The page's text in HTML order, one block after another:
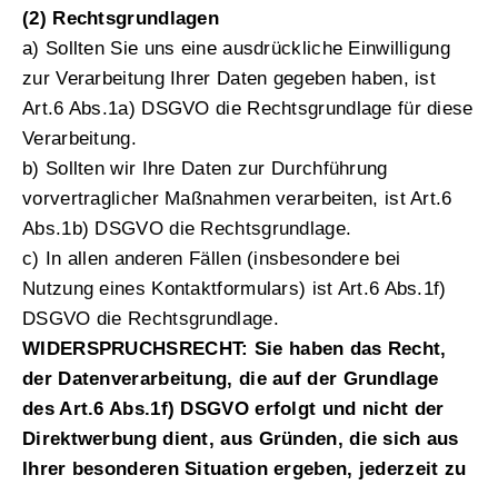
(2) Rechtsgrundlagen
a) Sollten Sie uns eine ausdrückliche Einwilligung
zur Verarbeitung Ihrer Daten gegeben haben, ist
Art.6 Abs.1a) DSGVO die Rechtsgrundlage für diese
Verarbeitung.
b) Sollten wir Ihre Daten zur Durchführung
vorvertraglicher Maßnahmen verarbeiten, ist Art.6
Abs.1b) DSGVO die Rechtsgrundlage.
c) In allen anderen Fällen (insbesondere bei
Nutzung eines Kontaktformulars) ist Art.6 Abs.1f)
DSGVO die Rechtsgrundlage.
WIDERSPRUCHSRECHT: Sie haben das Recht,
der Datenverarbeitung, die auf der Grundlage
des Art.6 Abs.1f) DSGVO erfolgt und nicht der
Direktwerbung dient, aus Gründen, die sich aus
Ihrer besonderen Situation ergeben, jederzeit zu